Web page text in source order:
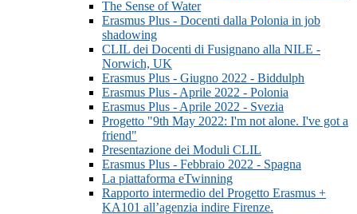
The Sense of Water
Erasmus Plus - Docenti dalla Polonia in job
shadowing
CLIL dei Docenti di Fusignano alla NILE -
Norwich, UK
Erasmus Plus - Giugno 2022 - Biddulph
Erasmus Plus - Aprile 2022 - Polonia
Erasmus Plus - Aprile 2022 - Svezia
Progetto "9th May 2022: I'm not alone. I've got a
friend"
Presentazione dei Moduli CLIL
Erasmus Plus - Febbraio 2022 - Spagna
La piattaforma eTwinning
Rapporto intermedio del Progetto Erasmus +
KA101 all’agenzia indire Firenze.